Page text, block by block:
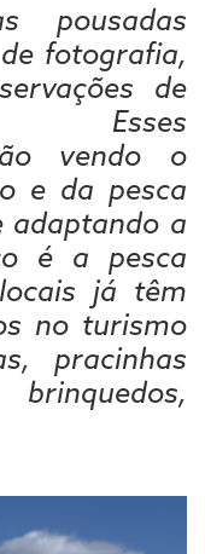
pousadas
fotografia,
de
Esses
vendo o
e da pesca
adaptando a
é a pesca
já têm
no turismo
pracinhas